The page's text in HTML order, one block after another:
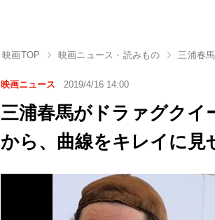
映画TOP 映画ニュース・読みもの 三浦春
映画ニュース 2019/4/16 14:00
三浦春馬がドラァグクイ
から、曲線をキレイに見